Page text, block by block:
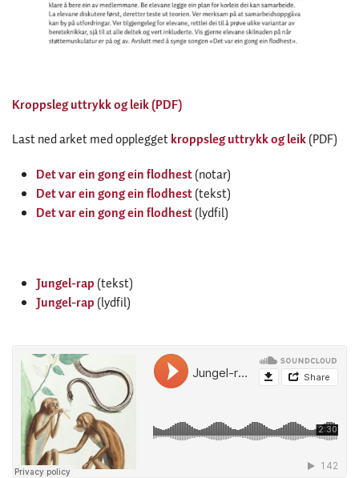
Kroppsleg uttrykk og leik (PDF)
Last ned arket med oppleggetkroppsleg uttrykk og leik(PDF)
Det var ein gong ein flodhest(notar)
Det var ein gong ein flodhest(tekst)
Det var ein gong ein flodhest(lydfil)
Jungel-rap (tekst)
Jungel-rap (lydfil)